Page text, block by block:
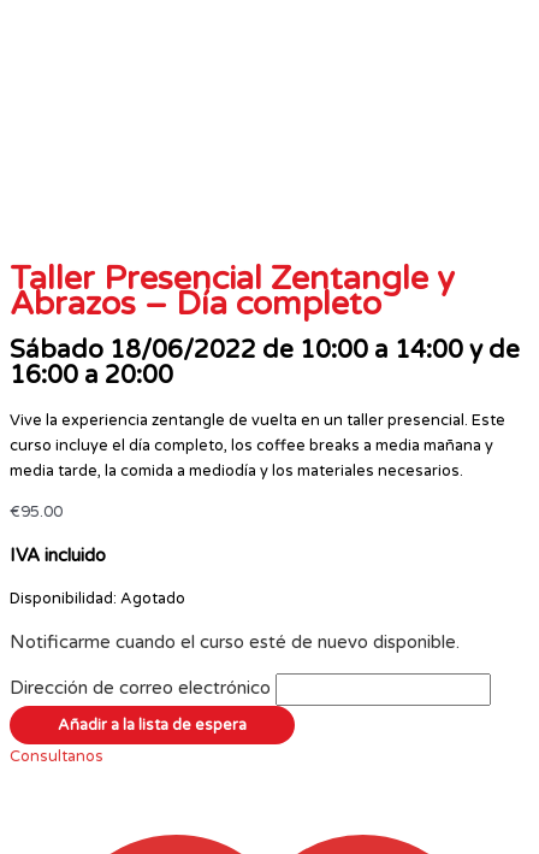
Taller Presencial Zentangle y
Abrazos – Día completo
Sábado 18/06/2022 de 10:00 a 14:00 y de
16:00 a 20:00
Vive la experiencia zentangle de vuelta en un taller presencial. Este
curso incluye el día completo, los coffee breaks a media mañana y
media tarde, la comida a mediodía y los materiales necesarios.
€95.00
IVA incluido
Disponibilidad: Agotado
Notificarme cuando el curso esté de nuevo disponible.
Dirección de correo electrónico
Consultanos